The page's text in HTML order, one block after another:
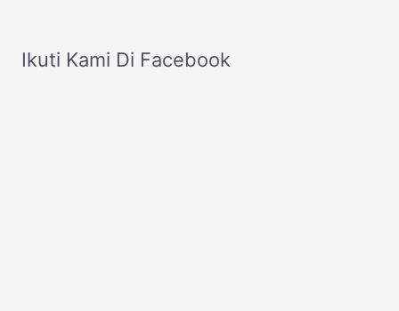
Ikuti Kami Di Facebook